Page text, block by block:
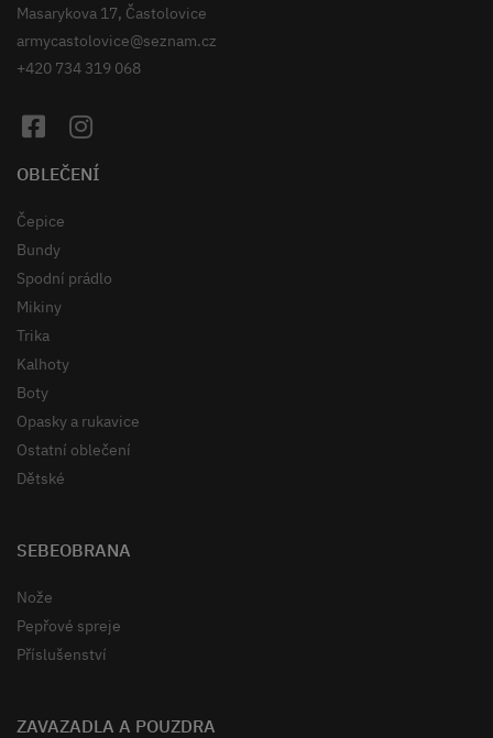
Masarykova 17, Častolovice
armycastolovice@seznam.cz
+420 734 319 068
OBLEČENÍ
Čepice
Bundy
Spodní prádlo
Mikiny
Trika
Kalhoty
Boty
Opasky a rukavice
Ostatní oblečení
Dětské
SEBEOBRANA
Nože
Pepřové spreje
Příslušenství
ZAVAZADLA A POUZDRA